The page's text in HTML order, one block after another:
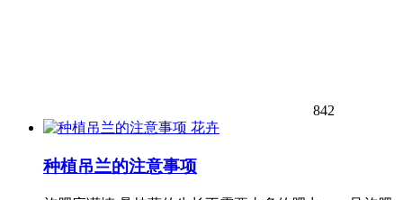
842
花卉
种植吊兰的注意事项